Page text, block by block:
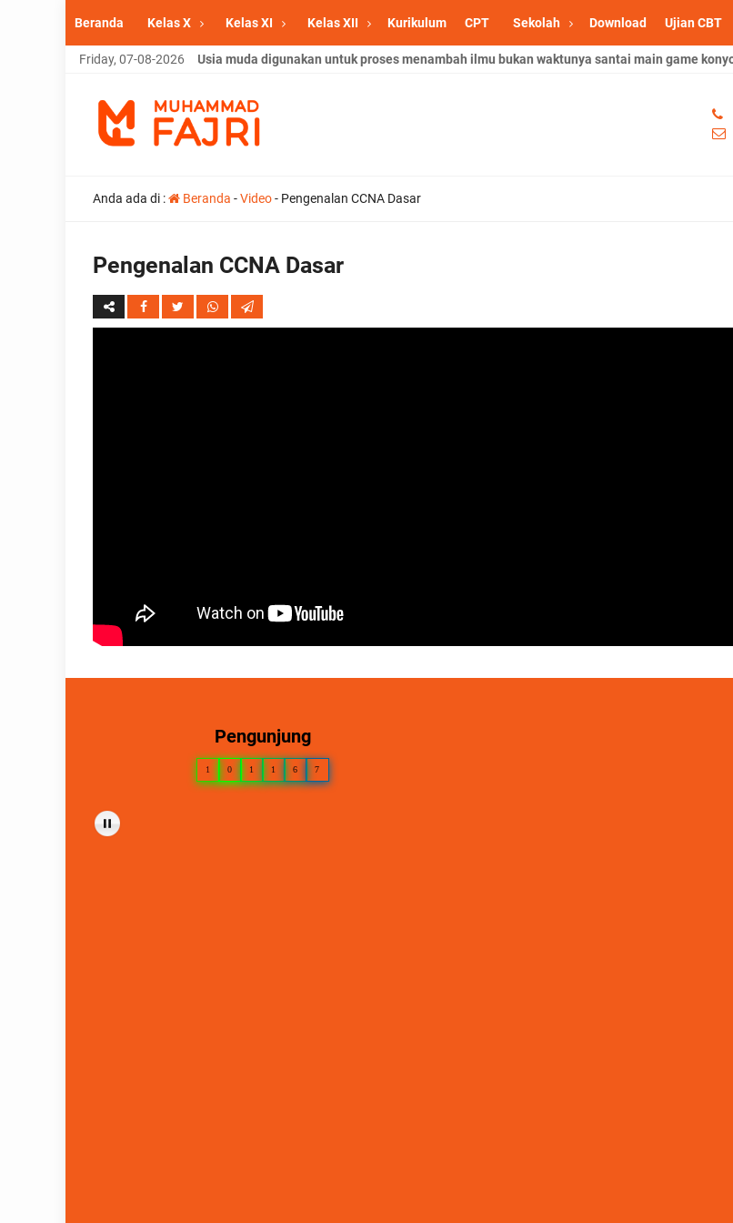
Beranda Kelas X Kelas XI Kelas XII Kurikulum CPT Sekolah Download Ujian CBT
Friday, 07-08-2026 Usia muda digunakan untuk proses menambah ilmu bukan waktunya santai main game konyol.
Anda ada di : Beranda -Video- Pengenalan CCNA Dasar
Pengenalan CCNA Dasar
Pengunjung
1 0 1 1 6 7